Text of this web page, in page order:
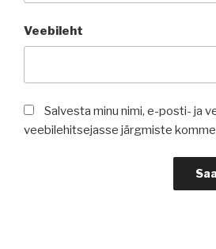
Veebileht
Salvesta minu nimi, e-posti- ja
veebilehitsejasse järgmiste